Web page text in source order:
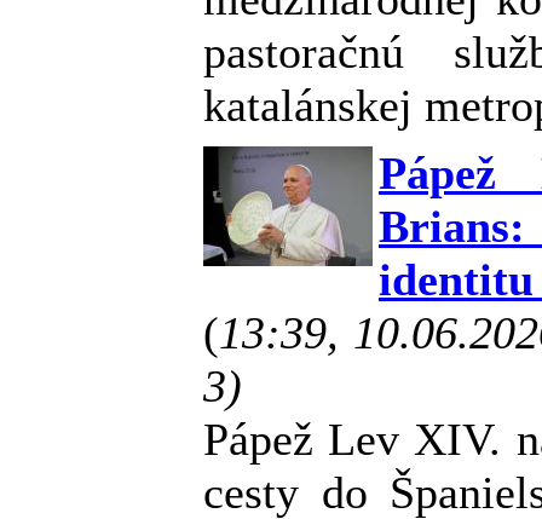
pastoračnú
katalánskej
identitu
(13:39,
3)
Pápež Lev XIV.
cesty do